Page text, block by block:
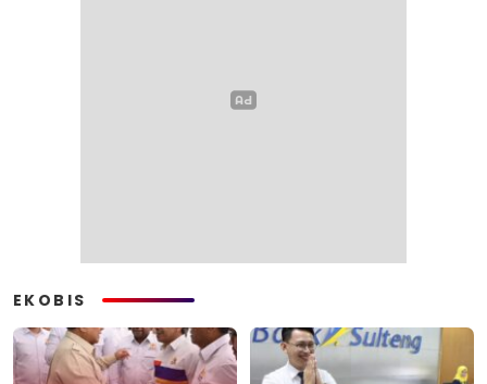
EKOBIS